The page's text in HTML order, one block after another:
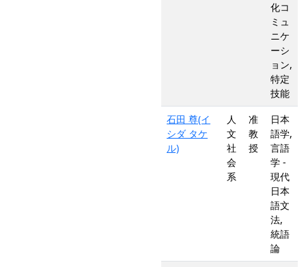
化コ
ミュ
ニケ
ーシ
ョン,
特定
技能
石田 尊(イ
シダ タケ
ル)
人
文
社
会
系
准
教
授
日本
語学,
言語
学 -
現代
日本
語文
法,
統語
論